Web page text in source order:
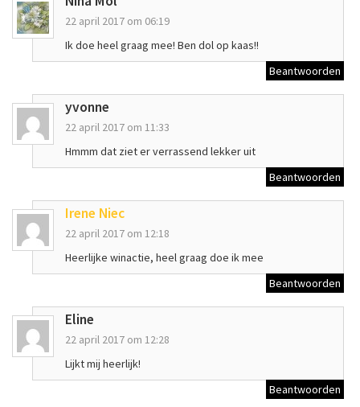
22 april 2017 om 06:19
Ik doe heel graag mee! Ben dol op kaas!!
Beantwoorden
yvonne
22 april 2017 om 11:33
Hmmm dat ziet er verrassend lekker uit
Beantwoorden
Irene Niec
22 april 2017 om 12:18
Heerlijke winactie, heel graag doe ik mee
Beantwoorden
Eline
22 april 2017 om 12:28
Lijkt mij heerlijk!
Beantwoorden